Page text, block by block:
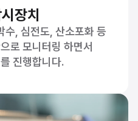
장치
수, 심전도, 산소포화 등
로 모니터링 하면서
진행합니다.